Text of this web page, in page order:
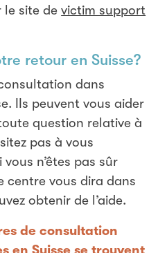
le site devictim support
retour en Suisse?
dans
IIs peuvent vous aider
question relative à
pas à vous
n’êtes pas sûr
centre vous dira dans
obtenir de l’aide.
de consultation